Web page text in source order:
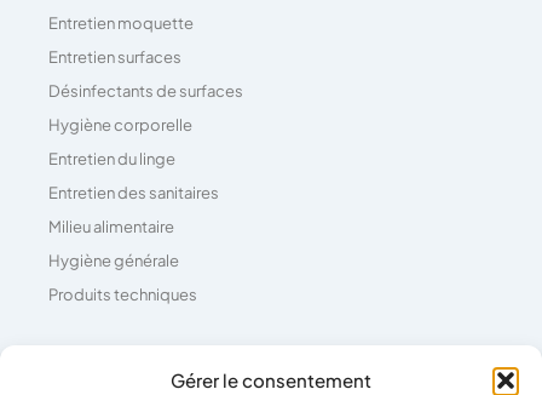
Gérer le consentement
Entretien moquette
Entretien surfaces
Désinfectants de surfaces
Hygiène corporelle
Entretien du linge
Entretien des sanitaires
Milieu alimentaire
Hygiène générale
Produits techniques